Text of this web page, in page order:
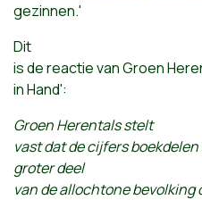
gezinnen.'
Dit
is de reactie van Groen
in Hand':
Groen Herentals stelt
vast dat de cijfers
groter deel
van de allochtone bevolking